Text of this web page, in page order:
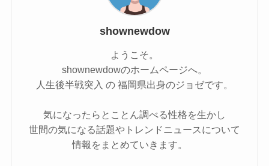
shownewdow
ようこそ。
shownewdowのホームページへ。
人生後半戦突入 の 福岡県出身のジョゼです。
気になったらとことん調べる性格を生かし
世間の気になる話題やトレンドニュースについて
情報をまとめていきます。